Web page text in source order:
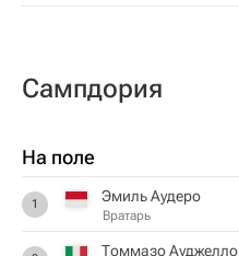
Сампдория
На поле
1 Эмиль Аудеро
Вратарь
Томмазо Ауджелло